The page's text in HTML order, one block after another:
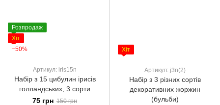
Розпродаж
Хіт
−50%
Артикул: iris15n
Набір з 15 цибулин ірисів
голландських, 3 сорти
75 грн 150 грн
Хіт
Артикул: j3n(2)
Набір з 3 різних сортів
декоративних жоржин
(бульби)